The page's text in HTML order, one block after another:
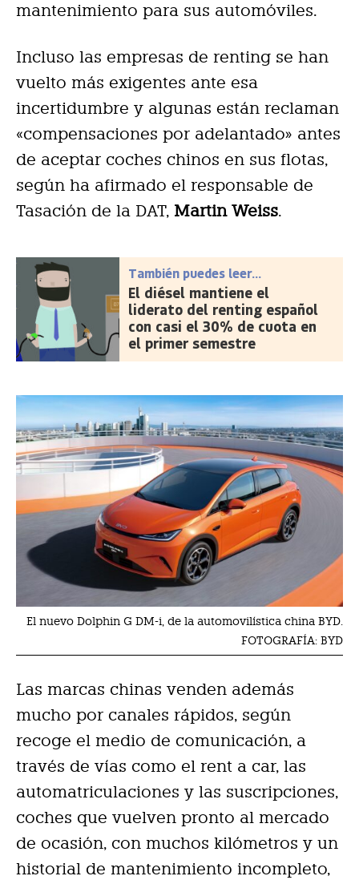
mantenimiento para sus automóviles.
Incluso las empresas de renting se han
vuelto más exigentes ante esa
incertidumbre y algunas están reclaman
«compensaciones por adelantado» antes
de aceptar coches chinos en sus flotas,
según ha afirmado el responsable de
Tasación de la DAT, Martin Weiss.
También puedes leer...
El diésel mantiene el
liderato del renting español
con casi el 30% de cuota en
el primer semestre
El nuevo Dolphin G DM-i, de la automovilística china BYD.
FOTOGRAFÍA: BYD
Las marcas chinas venden además
mucho por canales rápidos, según
recoge el medio de comunicación, a
través de vías como el rent a car, las
automatriculaciones y las suscripciones,
coches que vuelven pronto al mercado
de ocasión, con muchos kilómetros y un
historial de mantenimiento incompleto,